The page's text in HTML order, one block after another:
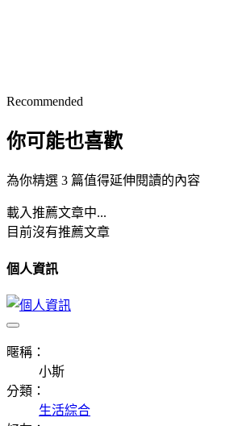
Recommended
你可能也喜歡
為你精選 3 篇值得延伸閱讀的內容
載入推薦文章中...
目前沒有推薦文章
個人資訊
暱稱：
小斯
分類：
生活綜合